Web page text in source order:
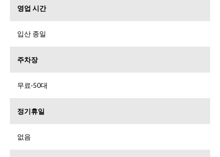
영업 시간
입산 종일
주차장
무료·50대
정기휴일
없음